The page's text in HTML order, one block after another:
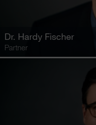
Dr. Hardy Fischer
Partner